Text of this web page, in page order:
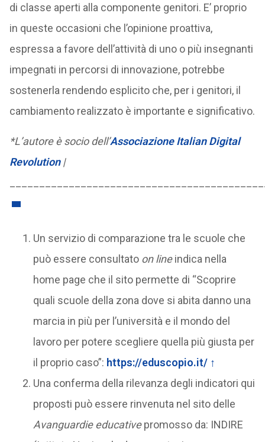
di classe aperti alla componente genitori. E’ proprio
in queste occasioni che l’opinione proattiva,
espressa a favore dell’attività di uno o più insegnanti
impegnati in percorsi di innovazione, potrebbe
sostenerla rendendo esplicito che, per i genitori, il
cambiamento realizzato è importante e significativo.
*L’autore è socio dell’Associazione Italian Digital
Revolution|
Un servizio di comparazione tra le scuole che
può essere consultato on lineindica nella
home page che il sito permette di “Scoprire
quali scuole della zona dove si abita danno una
marcia in più per l’università e il mondo del
lavoro per potere scegliere quella più giusta per
il proprio caso”: https://eduscopio.it/ ↑
Una conferma della rilevanza degli indicatori qui
proposti può essere rinvenuta nel sito delle
Avanguardie educativepromosso da: INDIRE